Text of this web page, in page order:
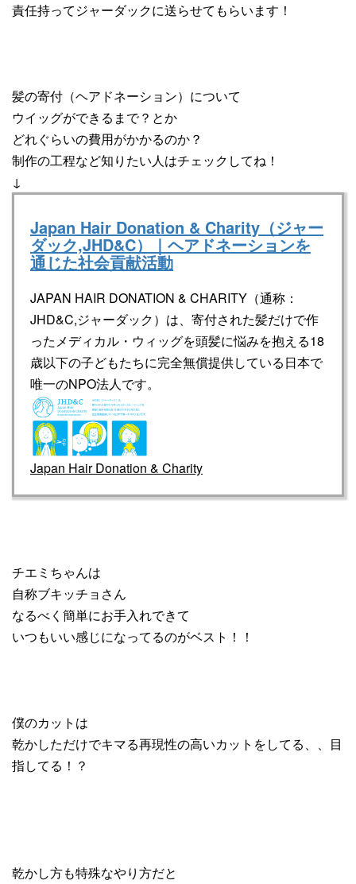
責任持ってジャーダックに送らせてもらいます！
髪の寄付（ヘアドネーション）について
ウイッグができるまで？とか
どれぐらいの費用がかかるのか？
制作の工程など知りたい人はチェックしてね！
↓
Japan Hair Donation & Charity（ジャー
ダック,JHD&C）｜ヘアドネーションを
通じた社会貢献活動
JAPAN HAIR DONATION & CHARITY（通称：
JHD&C,ジャーダック）は、寄付された髪だけで作
ったメディカル・ウィッグを頭髪に悩みを抱える18
歳以下の子どもたちに完全無償提供している日本で
唯一のNPO法人です。
Japan Hair Donation & Charity
チエミちゃんは
自称ブキッチョさん
なるべく簡単にお手入れできて
いつもいい感じになってるのがベスト！！
僕のカットは
乾かしただけでキマる再現性の高いカットをしてる、、目
指してる！？
乾かし方も特殊なやり方だと